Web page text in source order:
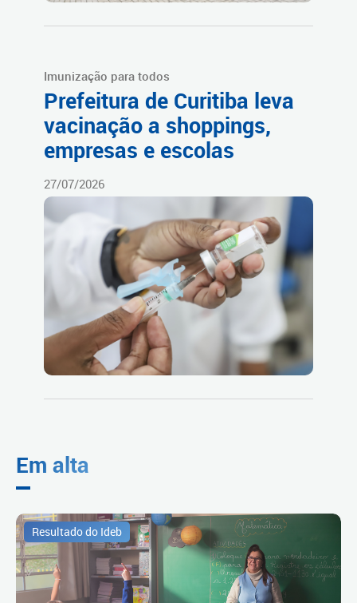
Imunização para todos
Prefeitura de Curitiba leva
vacinação a shoppings,
empresas e escolas
27/07/2026
Em alta
Resultado do Ideb